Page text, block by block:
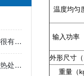
叠加式恒温摇床定期保养维护很有必要
可程式箱式电阻炉是种常见的热处理设备
温度均匀
输入功率
外形尺寸
重量（